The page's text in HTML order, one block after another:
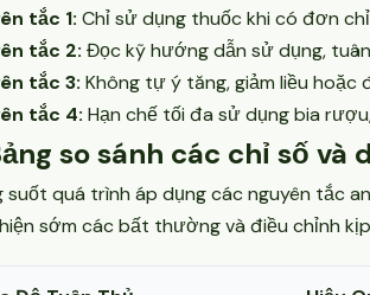
tắc 1: Chỉ sử dụng thuốc khi có đơn
tắc 2: Đọc kỹ hướng dẫn sử dụng,
tắc 3: Không tự ý tăng, giảm liều
tắc 4: Hạn chế tối đa sử dụng bia
so sánh các chỉ số
suốt quá trình áp dụng các nguyên tắc
sớm các bất thường và điều chỉnh